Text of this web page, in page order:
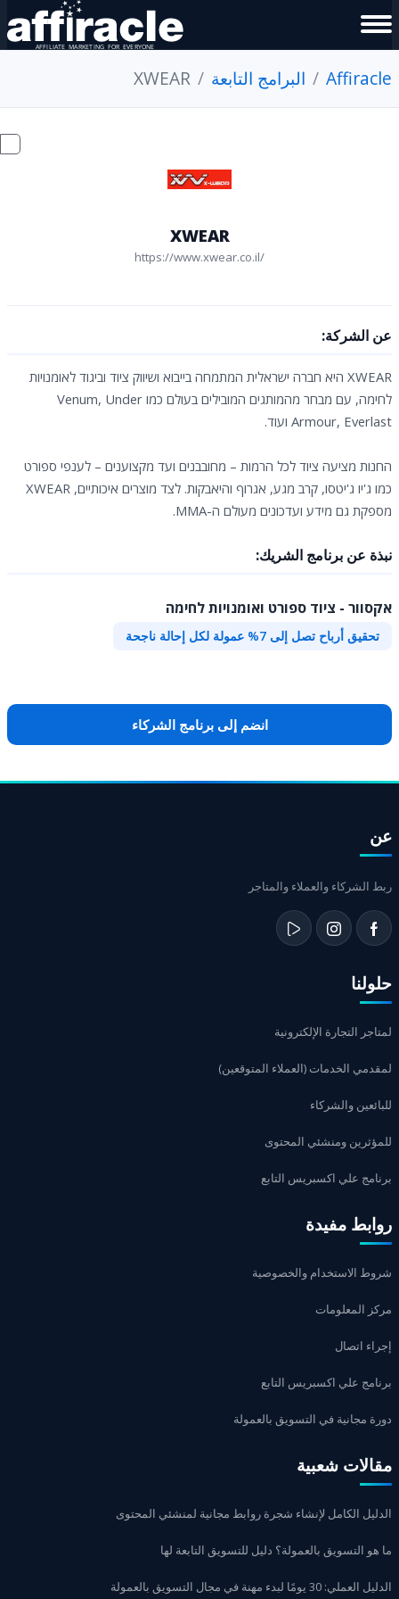
Affiracle البرامج التابعة XWEAR
XWEAR
https://www.xwear.co.il/
عن الشركة:
XWEAR היא חברה ישראלית המתמחה בייבוא ושיווק ציוד וביגוד לאומנויות
לחימה, עם מבחר מהמותגים המובילים בעולם כמו Venum, Under
Armour, Everlast ועוד.
החנות מציעה ציוד לכל הרמות – מחובבנים ועד מקצוענים – לענפי ספורט
כמו ג'יו ג'יטסו, קרב מגע, אגרוף והיאבקות. לצד מוצרים איכותיים, XWEAR
מספקת גם מידע ועדכונים מעולם ה-MMA.
نبذة عن برنامج الشريك:
אקסוור - ציוד ספורט ואומנויות לחימה
تحقيق أرباح تصل إلى 7% عمولة لكل إحالة ناجحة
انضم إلى برنامج الشركاء
عن
ربط الشركاء والعملاء والمتاجر
حلولنا
لمتاجر التجارة الإلكترونية
لمقدمي الخدمات (العملاء المتوقعين)
للبائعين والشركاء
للمؤثرين ومنشئي المحتوى
برنامج علي اكسبريس التابع
روابط مفيدة
شروط الاستخدام والخصوصية
مركز المعلومات
إجراء اتصال
برنامج علي اكسبريس التابع
دورة مجانية في التسويق بالعمولة
مقالات شعبية
الدليل الكامل لإنشاء شجرة روابط مجانية لمنشئي المحتوى
ما هو التسويق بالعمولة؟ دليل للتسويق التابعة لها
الدليل العملي: 30 يومًا لبدء مهنة في مجال التسويق بالعمولة